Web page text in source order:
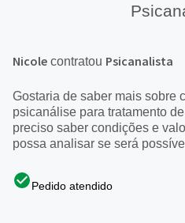
Nicole contratou Psicanalista
Gostaria de saber mais sobre
psicanálise para tratamento
preciso saber condições e
possa analisar se será
Pedido atendido